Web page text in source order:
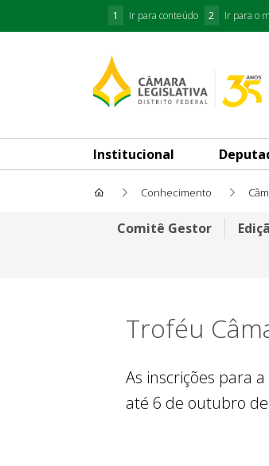
1 Ir para conteúdo 2 Ir para o
Institucional
Conhecimento
Inscrições 2022
Comitê Gestor
Troféu
As inscrições para
até 6 de outubro